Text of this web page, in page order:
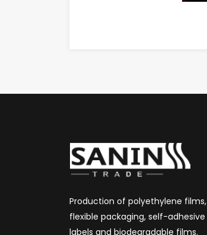
Production of polyethylene films,
flexible packaging, self-adhesive
labels and biodegradable films.